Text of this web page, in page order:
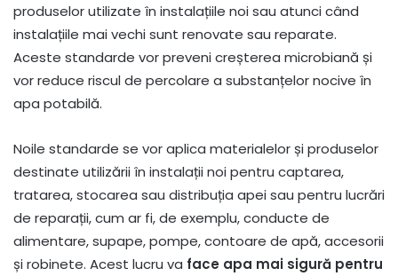
produselor utilizate în instalațiile noi sau atunci când
instalațiile mai vechi sunt renovate sau reparate.
Aceste standarde vor preveni creșterea microbiană și
vor reduce riscul de percolare a substanțelor nocive în
apa potabilă.
Noile standarde se vor aplica materialelor și produselor
destinate utilizării în instalații noi pentru captarea,
tratarea, stocarea sau distribuția apei sau pentru lucrări
de reparații, cum ar fi, de exemplu, conducte de
alimentare, supape, pompe, contoare de apă, accesorii
și robinete. Acest lucru va face apa mai sigură pentru